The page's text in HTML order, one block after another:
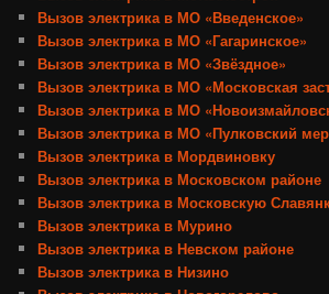
Вызов электрика в МО «Введенское»
Вызов электрика в МО «Гагаринское»
Вызов электрика в МО «Звёздное»
Вызов электрика в МО «Московская
Вызов электрика в МО
Вызов электрика в МО «Пулковский
Вызов электрика в Мордвиновку
Вызов электрика в Московском районе
Вызов электрика в Московскую
Вызов электрика в Мурино
Вызов электрика в Невском районе
Вызов электрика в Низино